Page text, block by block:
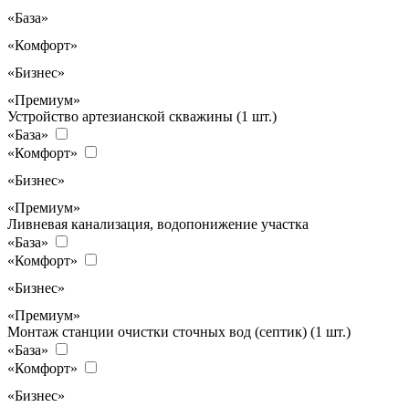
«База»
«Комфорт»
«Бизнес»
«Премиум»
Устройство артезианской скважины (1 шт.)
«База»
«Комфорт»
«Бизнес»
«Премиум»
Ливневая канализация, водопонижение участка
«База»
«Комфорт»
«Бизнес»
«Премиум»
Монтаж станции очистки сточных вод (септик) (1 шт.)
«База»
«Комфорт»
«Бизнес»